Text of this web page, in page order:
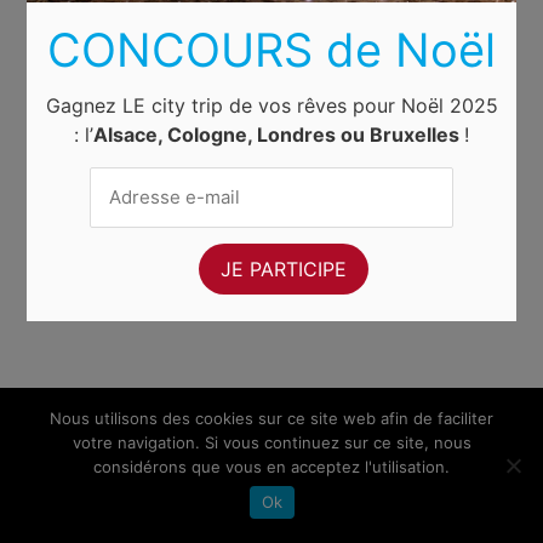
Nous utilisons des cookies sur ce site web afin de faciliter
votre navigation. Si vous continuez sur ce site, nous
considérons que vous en acceptez l'utilisation.
Ok
CONCOURS de Noël
Gagnez LE city trip de vos rêves pour Noël 2025
: l’Alsace, Cologne, Londres ou Bruxelles !